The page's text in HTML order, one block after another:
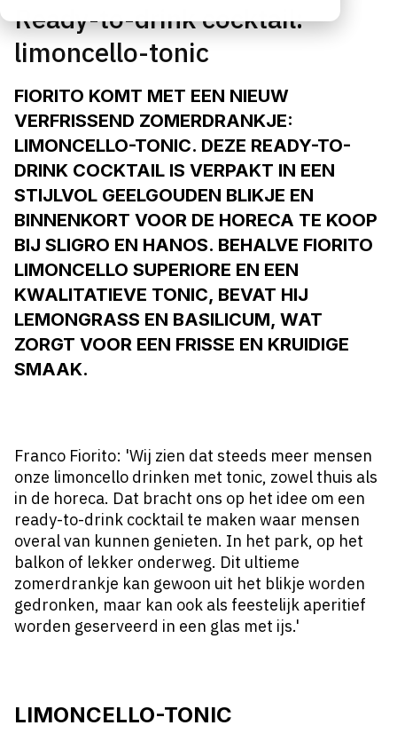
Ready-to-drink cocktail:
limoncello-tonic
FIORITO KOMT MET EEN NIEUW
VERFRISSEND ZOMERDRANKJE:
LIMONCELLO-TONIC. DEZE READY-TO-
DRINK COCKTAIL IS VERPAKT IN EEN
STIJLVOL GEELGOUDEN BLIKJE EN
BINNENKORT VOOR DE HORECA TE KOOP
BIJ SLIGRO EN HANOS. BEHALVE FIORITO
LIMONCELLO SUPERIORE EN EEN
KWALITATIEVE TONIC, BEVAT HIJ
LEMONGRASS EN BASILICUM, WAT
ZORGT VOOR EEN FRISSE EN KRUIDIGE
SMAAK.
Franco Fiorito: 'Wij zien dat steeds meer mensen
onze limoncello drinken met tonic, zowel thuis als
in de horeca. Dat bracht ons op het idee om een
ready-to-drink cocktail te maken waar mensen
overal van kunnen genieten. In het park, op het
balkon of lekker onderweg. Dit ultieme
zomerdrankje kan gewoon uit het blikje worden
gedronken, maar kan ook als feestelijk aperitief
worden geserveerd in een glas met ijs.'
LIMONCELLO-TONIC